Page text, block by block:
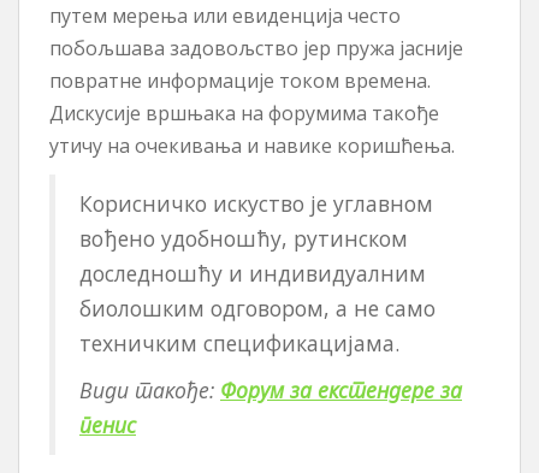
путем мерења или евиденција често
побољшава задовољство јер пружа јасније
повратне информације током времена.
Дискусије вршњака на форумима такође
утичу на очекивања и навике коришћења.
Корисничко искуство је углавном
вођено удобношћу, рутинском
доследношћу и индивидуалним
биолошким одговором, а не само
техничким спецификацијама.
Види такође: Форум за екстендере за
пенис